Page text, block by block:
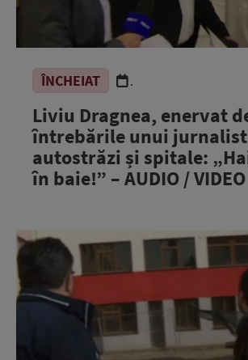
ÎNCHEIAT .
Liviu Dragnea, enervat
întrebările unui
autostrăzi și spitale:
în baie!” – AUDIO / VIDEO